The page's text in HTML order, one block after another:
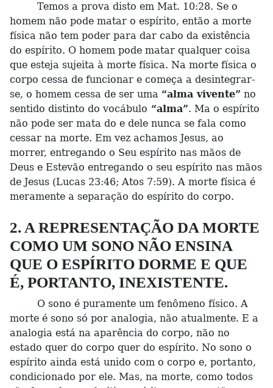
Temos a prova disto em Mat. 10:28. Se o
homem não pode matar o espírito, então a morte
física não tem poder para dar cabo da existência
do espírito. O homem pode matar qualquer coisa
que esteja sujeita à morte física. Na morte física o
corpo cessa de funcionar e começa a desintegrar-
se, o homem cessa de ser uma “alma vivente” no
sentido distinto do vocábulo “alma”. Ma o espírito
não pode ser mata do e dele nunca se fala como
cessar na morte. Em vez achamos Jesus, ao
morrer, entregando o Seu espírito nas mãos de
Deus e Estevão entregando o seu espírito nas mãos
de Jesus (Lucas 23:46; Atos 7:59). A morte física é
meramente a separação do espírito do corpo.
2. A REPRESENTAÇÃO DA MORTE
COMO UM SONO NÃO ENSINA
QUE O ESPÍRITO DORME E QUE
É, PORTANTO, INEXISTENTE.
O sono é puramente um fenômeno físico. A
morte é sono só por analogia, não atualmente. E a
analogia está na aparência do corpo, não no
estado quer do corpo quer do espírito. No sono o
espírito ainda está unido com o corpo e, portanto,
condicionado por ele. Mas, na morte, como todos